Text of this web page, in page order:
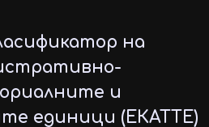
на
и
единици (ЕКАТТЕ)